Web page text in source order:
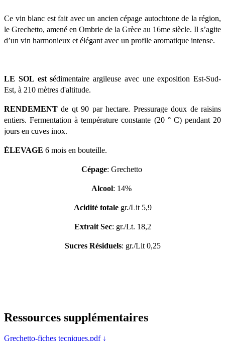
Ce vin blanc est fait avec un ancien cépage autochtone de la région,
le Grechetto, amené en Ombrie de la Grèce au 16me siècle. Il s’agite
d’un vin harmonieux et élégant avec un profile aromatique intense.
LE SOL est sédimentaire argileuse avec une exposition Est-Sud-
Est, à 210 mètres d'altitude.
RENDEMENT de qt 90 par hectare. Pressurage doux de raisins
entiers. Fermentation à température constante (20 ° C) pendant 20
jours en cuves inox.
ÉLEVAGE 6 mois en bouteille.
Cépage: Grechetto
Alcool: 14%
Acidité totale gr./Lit 5,9
Extrait Sec: gr./Lt. 18,2
Sucres Résiduels: gr./Lit 0,25
Ressources supplémentaires
Grechetto-fiches tecniques.pdf ↓